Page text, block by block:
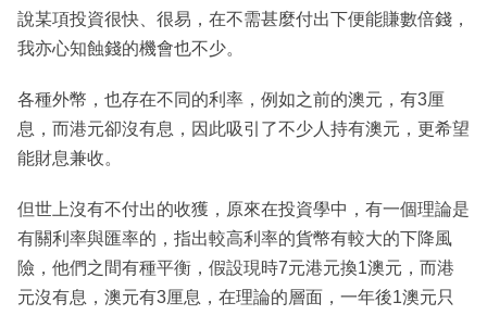
說某項投資很快、很易，在不需甚麼付出下便能賺數倍錢，
我亦心知蝕錢的機會也不少。
各種外幣，也存在不同的利率，例如之前的澳元，有3厘
息，而港元卻沒有息，因此吸引了不少人持有澳元，更希望
能財息兼收。
但世上沒有不付出的收獲，原來在投資學中，有一個理論是
有關利率與匯率的，指出較高利率的貨幣有較大的下降風
險，他們之間有種平衡，假設現時7元港元換1澳元，而港
元沒有息，澳元有3厘息，在理論的層面，一年後1澳元只